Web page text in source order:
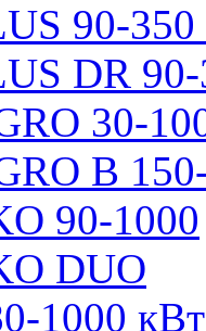
90-350
DR
30-
B
90-1000
DUO
1000 кВт